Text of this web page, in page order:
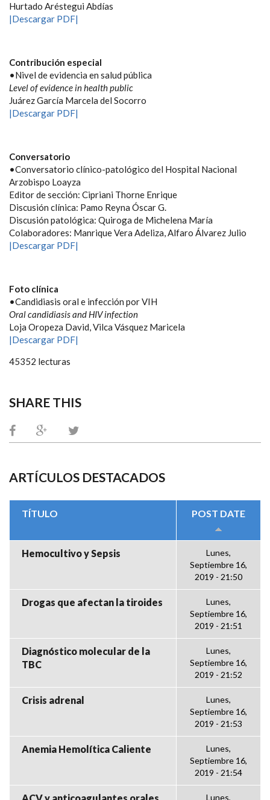
Hurtado Aréstegui Abdías
|Descargar PDF|
Contribución especial
•Nivel de evidencia en salud pública
Level of evidence in health public
Juárez García Marcela del Socorro
|Descargar PDF|
Conversatorio
•Conversatorio clínico-patológico del Hospital Nacional
Arzobispo Loayza
Editor de sección: Cipriani Thorne Enrique
Discusión clínica: Pamo Reyna Óscar G.
Discusión patológica: Quiroga de Michelena María
Colaboradores: Manrique Vera Adeliza, Alfaro Álvarez Julio
|Descargar PDF|
Foto clínica
•Candidiasis oral e infección por VIH
Oral candidiasis and HIV infection
Loja Oropeza David, Vilca Vásquez Maricela
|Descargar PDF|
45352 lecturas
SHARE THIS
ARTÍCULOS DESTACADOS
TÍTULO POST DATE
Hemocultivo y Sepsis
Lunes,
Septiembre 16,
2019 - 21:50
Drogas que afectan la tiroides
Lunes,
Septiembre 16,
2019 - 21:51
Diagnóstico molecular de la
TBC
Lunes,
Septiembre 16,
2019 - 21:52
Crisis adrenal
Lunes,
Septiembre 16,
2019 - 21:53
Anemia Hemolítica Caliente
Lunes,
Septiembre 16,
2019 - 21:54
Lunes,